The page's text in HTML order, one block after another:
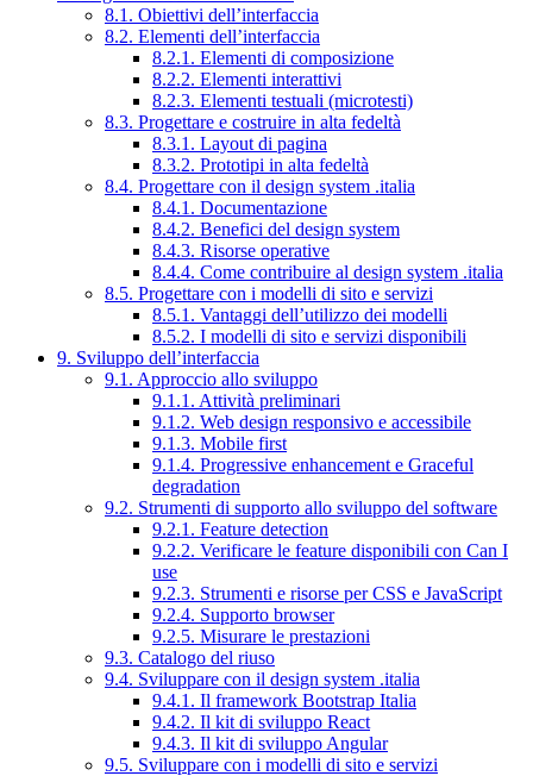
8.1. Obiettivi dell’interfaccia
8.2. Elementi dell’interfaccia
8.2.1. Elementi di composizione
8.2.2. Elementi interattivi
8.2.3. Elementi testuali (microtesti)
8.3. Progettare e costruire in alta fedeltà
8.3.1. Layout di pagina
8.3.2. Prototipi in alta fedeltà
8.4. Progettare con il design system .italia
8.4.1. Documentazione
8.4.2. Benefici del design system
8.4.3. Risorse operative
8.4.4. Come contribuire al design system .italia
8.5. Progettare con i modelli di sito e servizi
8.5.1. Vantaggi dell’utilizzo dei modelli
8.5.2. I modelli di sito e servizi disponibili
9. Sviluppo dell’interfaccia
9.1. Approccio allo sviluppo
9.1.1. Attività preliminari
9.1.2. Web design responsivo e accessibile
9.1.3. Mobile first
9.1.4. Progressive enhancement e Graceful
degradation
9.2. Strumenti di supporto allo sviluppo del software
9.2.1. Feature detection
9.2.2. Verificare le feature disponibili con Can I
use
9.2.3. Strumenti e risorse per CSS e JavaScript
9.2.4. Supporto browser
9.2.5. Misurare le prestazioni
9.3. Catalogo del riuso
9.4. Sviluppare con il design system .italia
9.4.1. Il framework Bootstrap Italia
9.4.2. Il kit di sviluppo React
9.4.3. Il kit di sviluppo Angular
9.5. Sviluppare con i modelli di sito e servizi